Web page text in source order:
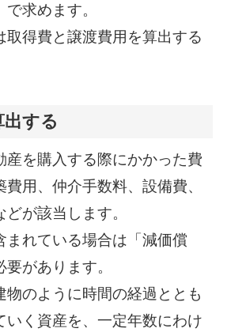
求めます。
取得費と譲渡費用を算出する
する
産を購入する際にかかった費
用、仲介手数料、設備費、
が該当します。
まれている場合は「減価償
があります。
物のように時間の経過ととも
いく資産を、一定年数にわけ